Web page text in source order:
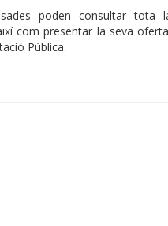
poden consultar tota
com presentar la seva
Pública.